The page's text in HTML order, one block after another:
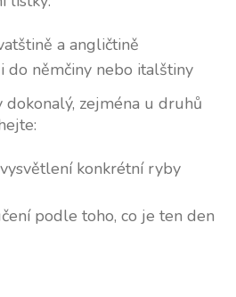
a angličtině
do němčiny nebo italštiny
dokonalý, zejména u druhů
konkrétní ryby
podle toho, co je ten den